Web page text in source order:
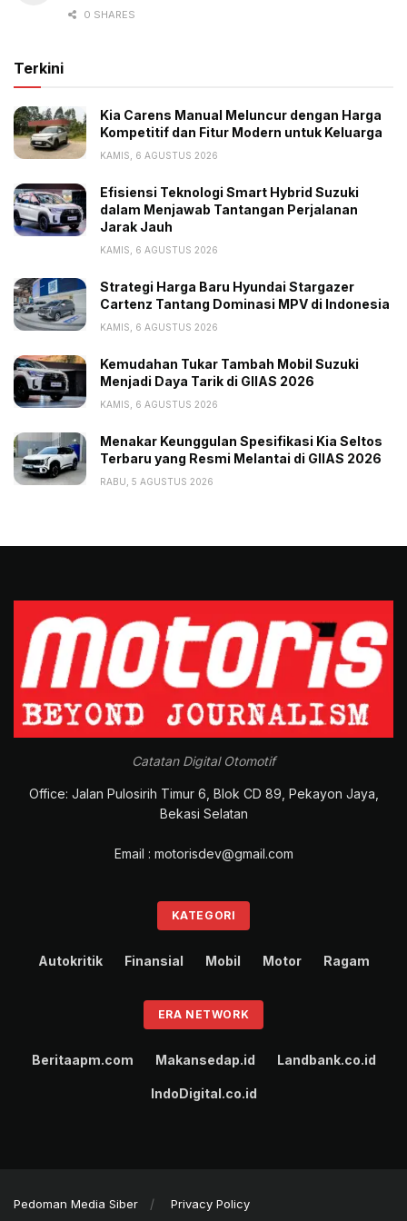
keringanan PKB. Terakhir, BEV mendapatkan insentif
Tags: Harga Mobil Hybrid Headline
Rp 400 Juta
Toyota
0 SHARES
Terkini
Kia Carens Manual Meluncur dengan Harga
Kompetitif dan Fitur Modern untuk Keluarga
KAMIS, 6 AGUSTUS 2026
Efisiensi Teknologi Smart Hybrid Suzuki
dalam Menjawab Tantangan Perjalanan
Jarak Jauh
KAMIS, 6 AGUSTUS 2026
Strategi Harga Baru Hyundai Stargazer
Cartenz Tantang Dominasi MPV di Indonesia
KAMIS, 6 AGUSTUS 2026
Kemudahan Tukar Tambah Mobil Suzuki
Menjadi Daya Tarik di GIIAS 2026
KAMIS, 6 AGUSTUS 2026
Menakar Keunggulan Spesifikasi Kia Seltos
Terbaru yang Resmi Melantai di GIIAS 2026
RABU, 5 AGUSTUS 2026
Catatan Digital Otomotif
Office: Jalan Pulosirih Timur 6, Blok CD 89, Pekayon Jaya,
Bekasi Selatan
Email : motorisdev@gmail.com
KATEGORI
Autokritik Finansial Mobil Motor Ragam
ERA NETWORK
Beritaapm.com Makansedap.id Landbank.co.id
IndoDigital.co.id
Pedoman Media Siber Privacy Policy